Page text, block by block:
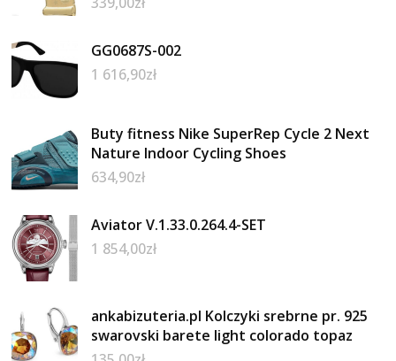
GG0687S-002
1 616,90zł
Buty fitness Nike SuperRep Cycle 2 Next
Nature Indoor Cycling Shoes
634,90zł
Aviator V.1.33.0.264.4-SET
1 854,00zł
ankabizuteria.pl Kolczyki srebrne pr. 925
swarovski barete light colorado topaz